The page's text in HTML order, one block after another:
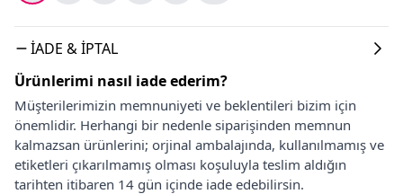
İADE & İPTAL
Ürünlerimi nasıl iade ederim?
Müşterilerimizin memnuniyeti ve beklentileri bizim için
önemlidir. Herhangi bir nedenle siparişinden memnun
kalmazsan ürünlerini; orjinal ambalajında, kullanılmamış ve
etiketleri çıkarılmamış olması koşuluyla teslim aldığın
tarihten itibaren 14 gün içinde iade edebilirsin.